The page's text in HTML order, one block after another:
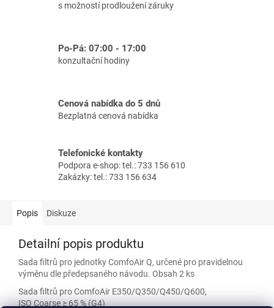
s možností prodloužení záruky
Po-Pá: 07:00 - 17:00
konzultační hodiny
Cenová nabídka do 5 dnů
Bezplatná cenová nabídka
Telefonické kontakty
Podpora e-shop: tel.: 733 156 610
Zakázky: tel.: 733 156 634
Popis Diskuze
Detailní popis produktu
Sada filtrů pro jednotky ComfoAir Q, určené pro pravidelnou
výměnu dle předepsaného návodu. Obsah 2 ks
Sada filtrů pro ComfoAir E350/Q350/Q450/Q600,
ISO Coarse ≥ 65 % (G4)